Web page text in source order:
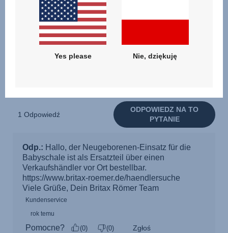
Yes please Nie, dziękuję